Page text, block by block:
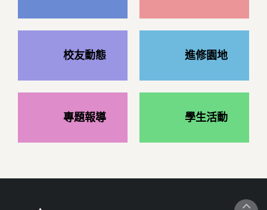
校友動態 進修園地
專題報導 學生活動